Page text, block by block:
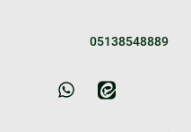
05138548889